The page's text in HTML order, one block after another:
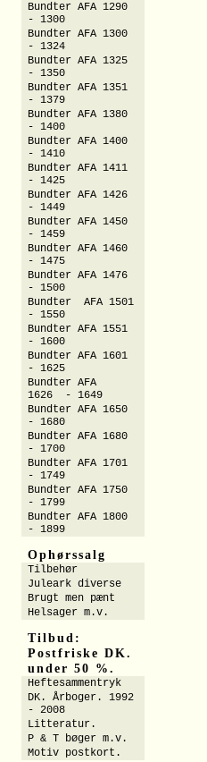
Bundter AFA 1290
- 1300
Bundter AFA 1300
- 1324
Bundter AFA 1325
- 1350
Bundter AFA 1351
- 1379
Bundter AFA 1380
- 1400
Bundter AFA 1400
- 1410
Bundter AFA 1411
- 1425
Bundter AFA 1426
- 1449
Bundter AFA 1450
- 1459
Bundter AFA 1460
- 1475
Bundter AFA 1476
- 1500
Bundter AFA 1501
- 1550
Bundter AFA 1551
- 1600
Bundter AFA 1601
- 1625
Bundter AFA
1626 - 1649
Bundter AFA 1650
- 1680
Bundter AFA 1680
- 1700
Bundter AFA 1701
- 1749
Bundter AFA 1750
- 1799
Bundter AFA 1800
- 1899
Ophørssalg
Tilbehør
Juleark diverse
Brugt men pænt
Helsager m.v.
Tilbud:
Postfriske DK.
under 50 %.
Heftesammentryk
DK. Årboger. 1992
- 2008
Litteratur.
P & T bøger m.v.
Motiv postkort.